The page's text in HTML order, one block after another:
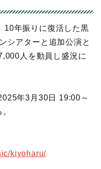
10年振りに復活した黒
シアターと追加公演と
人を動員し盛況に
年3月30日 19:00～
kiyoharu/